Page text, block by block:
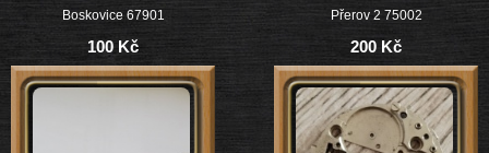
Boskovice 67901
100 Kč
Přerov 2 75002
200 Kč